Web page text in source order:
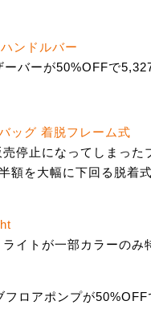
ンドルバー
バーが50%OFFで
ッグ 着脱フレーム式
停止になってしまった
額を大幅に下回る脱着
イトが一部カラーのみ
ロアポンプが50%OFF